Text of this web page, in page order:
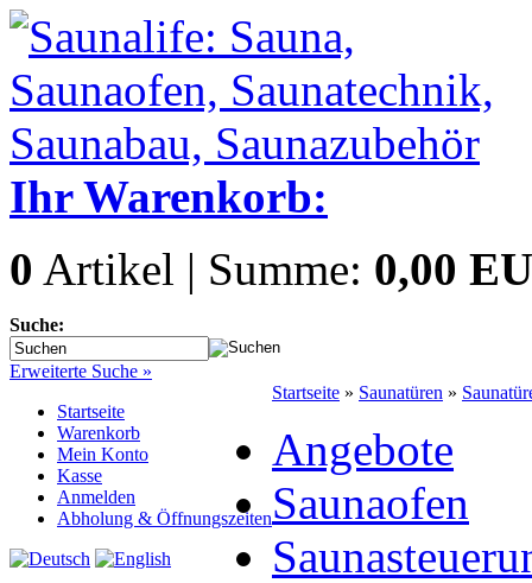
Ihr Warenkorb:
0 Artikel | Summe: 0,00
Suche:
Erweiterte Suche »
Startseite
Warenkorb
Mein Konto
Kasse
Anmelden
Abholung & Öffnungszeiten
Startseite » Saunatüren »
Angebote
Saunaofen